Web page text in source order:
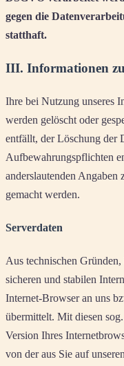
gegen die
statthaft.
III. Informationen
Ihre bei Nutzung unseres
werden gelöscht oder
entfällt, der Löschung der
Aufbewahrungspflichten
anderslautenden Angaben
gemacht werden.
Serverdaten
Aus technischen
sicheren und stabilen
Internet-Browser an uns
übermittelt. Mit diesen
Version Ihres
von der aus Sie auf